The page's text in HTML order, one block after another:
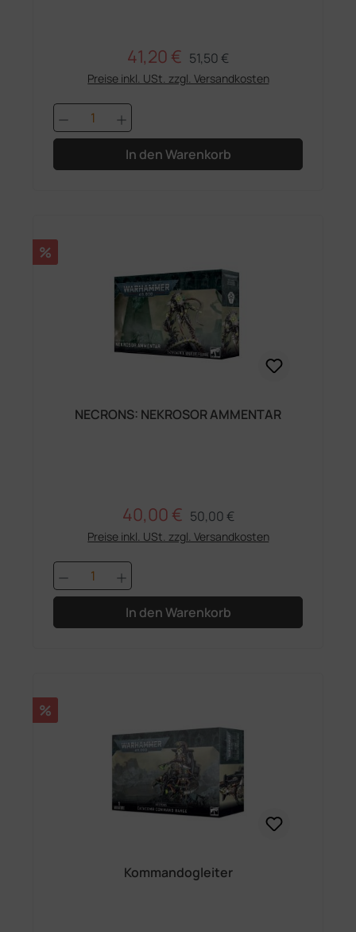
Verkaufspreis:
41,20 € Regulärer Preis:
51,50 €
Preise inkl. USt. zzgl. Versandkosten
Produkt Anzahl: Gib den
In den Warenkorb
Rabatt
%
NECRONS: NEKROSOR AMMENTAR
Verkaufspreis:
40,00 € Regulärer Preis:
50,00 €
Preise inkl. USt. zzgl. Versandkosten
Produkt Anzahl: Gib den
In den Warenkorb
Rabatt
%
Kommandogleiter